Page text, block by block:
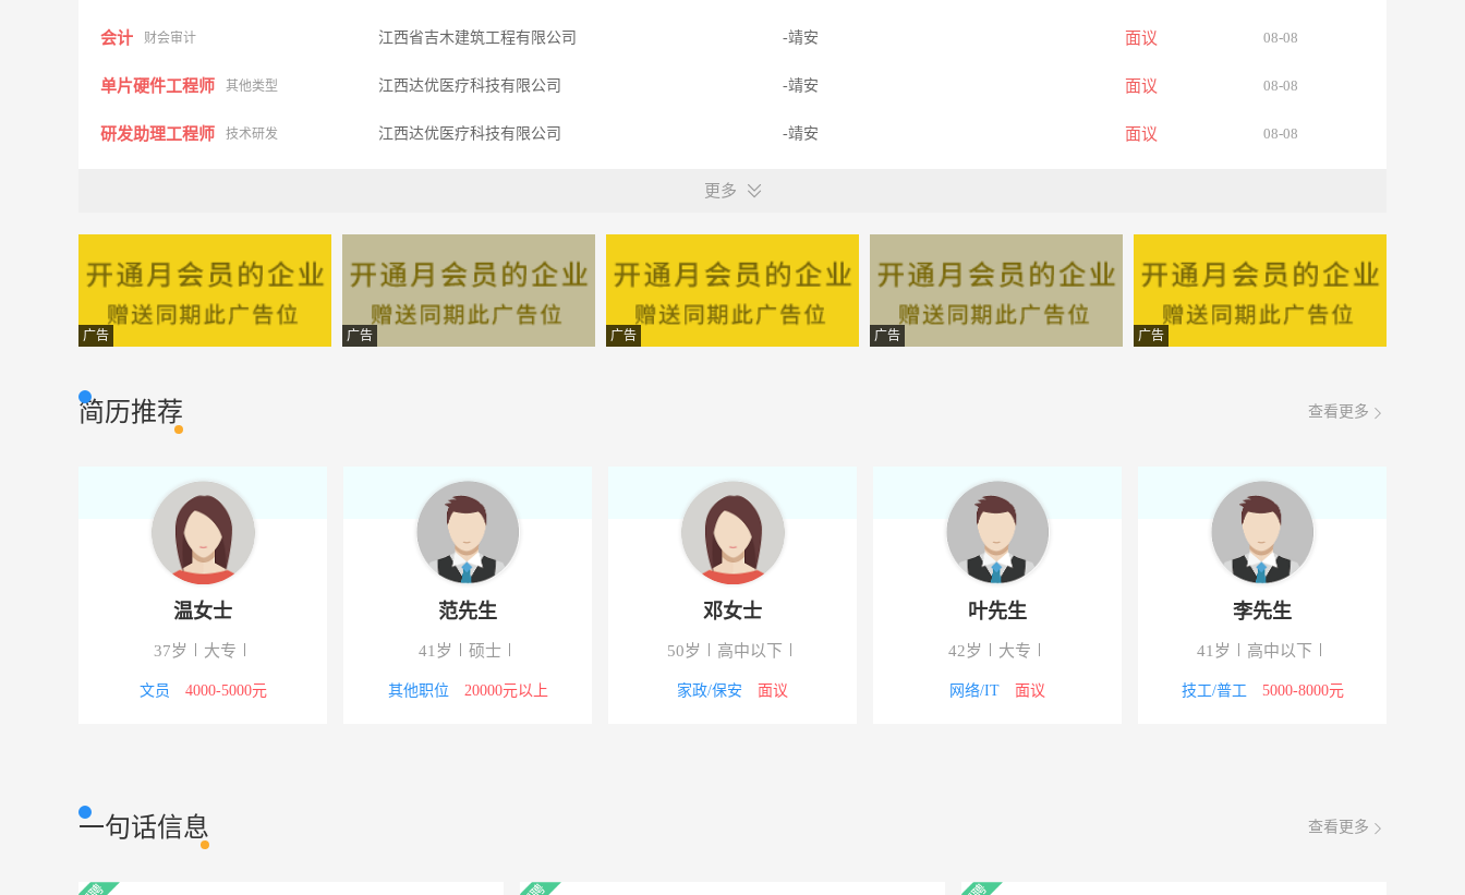
会计 财会审计 江西省吉木建筑工程有限公司 -靖安 面议 08-08
单片硬件工程师 其他类型 江西达优医疗科技有限公司 -靖安 面议 08-08
研发助理工程师 技术研发 江西达优医疗科技有限公司 -靖安 面议 08-08
策划人员 其它类型 北极星营销工作室 -江西靖安 面议 08-08
数控车床技术员 工程机械 高安天孚光电技术有限公司 -靖安 面议 08-08
设计员 其它类型
装修装潢设计 其他类型 深圳太合装饰设计工程有限公司宜春分公司 -靖安 08-08
其它类型 南昌聚华通讯科技有限公司 08-08
其它类型 宜春天顺货运 08-08
财务经理 财会审计 高安天孚光电技术有限公司 -靖安 08-08
更多
广告 广告 广告 广告 广告
简历推荐 查看更多
温女士
37岁 大专
文员 4000-5000元
范先生
41岁 硕士
其他职位 20000元以上
邓女士
50岁 高中以下
家政/保安 面议
叶先生
42岁 大专
网络/IT 面议
李先生
41岁 高中以下
技工/普工 5000-8000元
一句话信息 查看更多